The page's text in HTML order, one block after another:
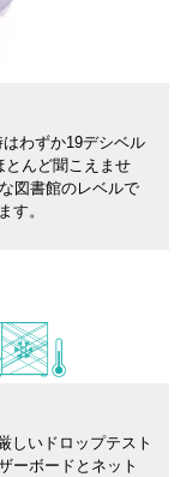
わずか19デシベル
とんど聞こえませ
図書館のレベルで
す。
しいドロップテスト
ーボードとネット